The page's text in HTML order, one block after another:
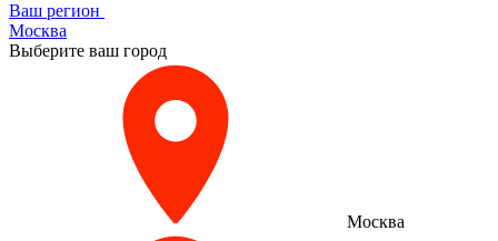
Ваш регион
Москва
Выберите ваш город
Москва